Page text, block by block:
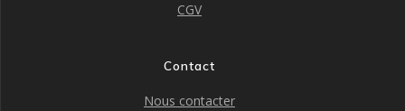
CGV
Contact
Nous contacter